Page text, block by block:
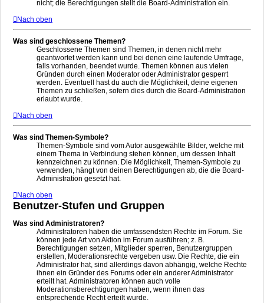
nicht; die Berechtigungen stellt die Board-Administration ein.
Nach oben
Was sind geschlossene Themen?
Geschlossene Themen sind Themen, in denen nicht mehr
geantwortet werden kann und bei denen eine laufende Umfrage,
falls vorhanden, beendet wurde. Themen können aus vielen
Gründen durch einen Moderator oder Administrator gesperrt
werden. Eventuell hast du auch die Möglichkeit, deine eigenen
Themen zu schließen, sofern dies durch die Board-Administration
erlaubt wurde.
Nach oben
Was sind Themen-Symbole?
Themen-Symbole sind vom Autor ausgewählte Bilder, welche mit
einem Thema in Verbindung stehen können, um dessen Inhalt
kennzeichnen zu können. Die Möglichkeit, Themen-Symbole zu
verwenden, hängt von deinen Berechtigungen ab, die die Board-
Administration gesetzt hat.
Nach oben
Benutzer-Stufen und Gruppen
Was sind Administratoren?
Administratoren haben die umfassendsten Rechte im Forum. Sie
können jede Art von Aktion im Forum ausführen; z. B.
Berechtigungen setzen, Mitglieder sperren, Benutzergruppen
erstellen, Moderationsrechte vergeben usw. Die Rechte, die ein
Administrator hat, sind allerdings davon abhängig, welche Rechte
ihnen ein Gründer des Forums oder ein anderer Administrator
erteilt hat. Administratoren können auch volle
Moderationsberechtigungen haben, wenn ihnen das
entsprechende Recht erteilt wurde.